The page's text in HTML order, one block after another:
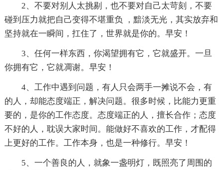
2、不要对别人太挑剔，也不要对自己太苛刻，不要
碰到压力就把自己变得不堪重负 ，黯淡无光，其实放弃和
坚持就在一瞬间，扛住了，世界就是你的。早安！
3、任何一样东西，你渴望拥有它，它就盛开。一旦
你拥有它，它就凋谢。早安！
4、工作中遇到问题，有人只会两手一摊说不会，有
的人，却能态度端正，解决问题。很多时候，比能力更重
要的，是你的工作态度。态度端正的人，擅长合作；态度
不好的人，耽误大家时间。能做好不喜欢的工作，才配得
上更好的工作。工作本身，也是一种修行。早安！
5、一个善良的人，就象一盏明灯，既照亮了周围的